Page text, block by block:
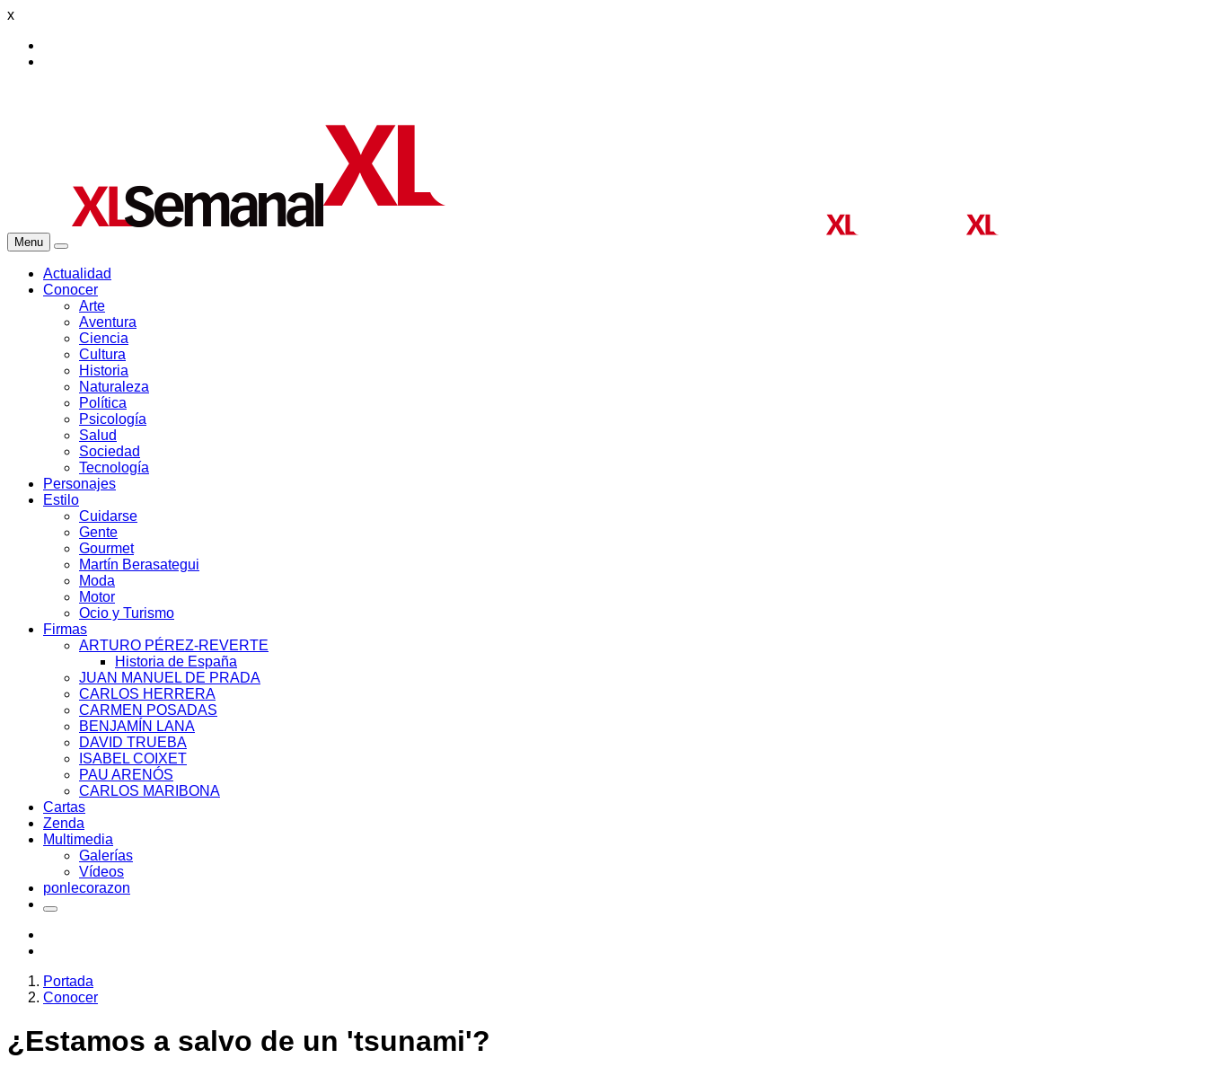
x
Menu
Actualidad
Conocer
Arte
Aventura
Ciencia
Cultura
Historia
Naturaleza
Política
Psicología
Salud
Sociedad
Tecnología
Personajes
Estilo
Cuidarse
Gente
Gourmet
Martín Berasategui
Moda
Motor
Ocio y Turismo
Firmas
ARTURO PÉREZ-REVERTE
Historia de España
JUAN MANUEL DE PRADA
CARLOS HERRERA
CARMEN POSADAS
BENJAMÍN LANA
DAVID TRUEBA
ISABEL COIXET
PAU ARENÓS
CARLOS MARIBONA
Cartas
Zenda
Multimedia
Galerías
Vídeos
ponlecorazon
Portada
Conocer
¿Estamos a salvo de un 'tsunami'?